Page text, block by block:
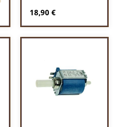
Regulärer Preis:
18,90 €